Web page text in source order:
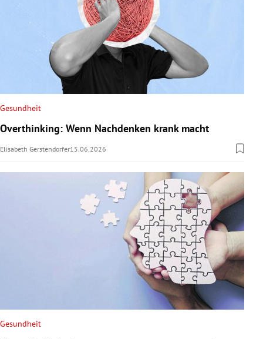
Gesundheit
Overthinking: Wenn Nachdenken krank macht
Elisabeth Gerstendorfer15.06.2026
Gesundheit